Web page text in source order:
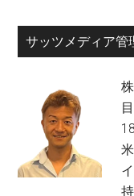
サッツメディア管
目
持